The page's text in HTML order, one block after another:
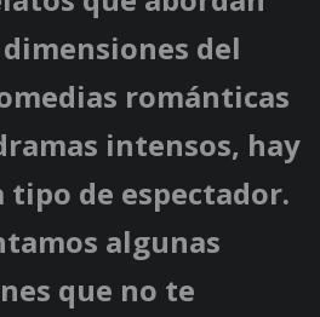
del
románticas
intensos, hay
tipo de espectador.
algunas
que no te